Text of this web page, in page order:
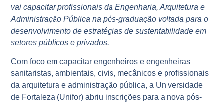
vai capacitar profissionais da Engenharia, Arquitetura e
Administração Pública na pós-graduação voltada para o
desenvolvimento de estratégias de sustentabilidade em
setores públicos e privados.
Com foco em capacitar engenheiros e engenheiras
sanitaristas, ambientais, civis, mecânicos e profissionais
da arquitetura e administração pública, a Universidade
de Fortaleza (Unifor) abriu inscrições para a nova pós-